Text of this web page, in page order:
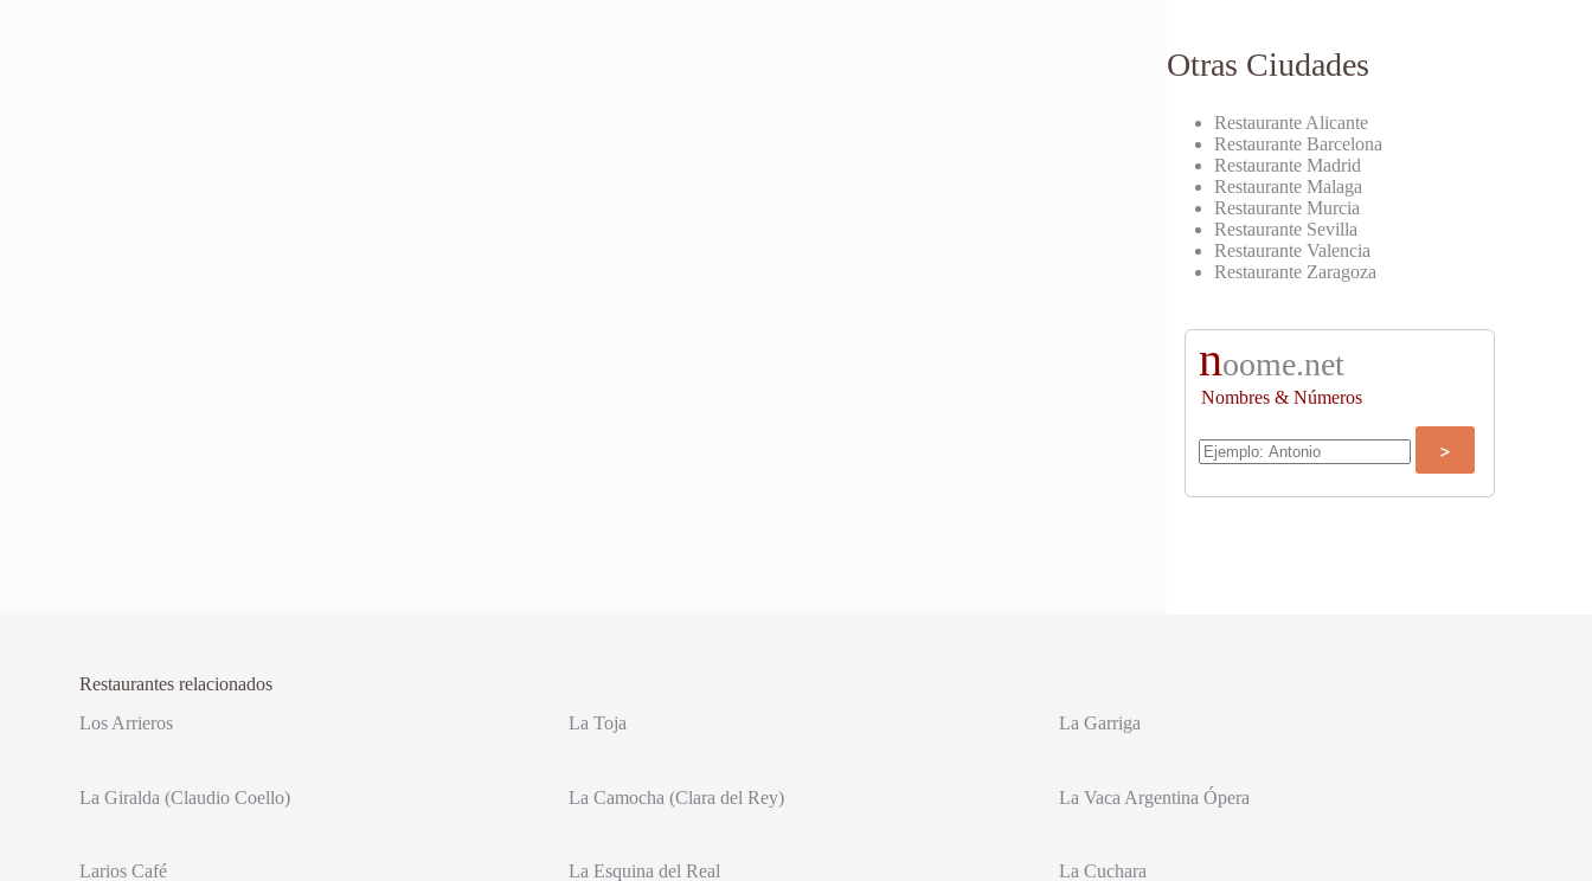
Otras Ciudades
Restaurante Alicante
Restaurante Barcelona
Restaurante Madrid
Restaurante Malaga
Restaurante Murcia
Restaurante Sevilla
Restaurante Valencia
Restaurante Zaragoza
noome.net
Nombres & Números
Restaurantes relacionados
Los Arrieros
La Toja La Garriga
La Giralda (Claudio Coello) La Camocha (Clara del Rey) La Vaca Argentina Ópera
Larios Café La Esquina del Real La Cuchara